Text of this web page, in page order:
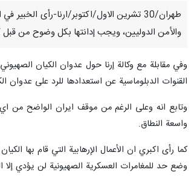
طهران/30 تشرين الاول/اكتوبر/ارنا-رأى
والأمن الدوليين، ويجب إدانتها بكل وضوح من قبل
وفي مقابلة مع وكالة إرنا حول عدوان الكيان
القنوات الدبلوماسية عن استعدادها للرد على عدوان
وتابع انه وعلى الرغم من موقف ايران الواضح من اي
واسعة النطاق.
كما رأى اكبري ان الأعمال الإرهابية التي قام بها
وضع حد للمغامرات العسكرية الصهيونية لن يؤدي إلا